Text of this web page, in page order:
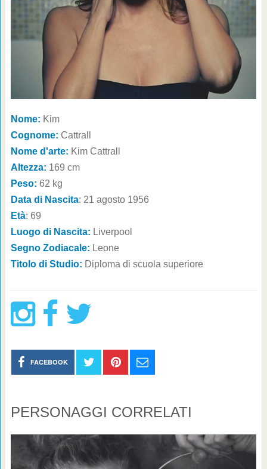
Nome: Kim
Cognome: Cattrall
Nome d'arte: Kim Cattrall
Altezza: 169 cm
Peso: 62 kg
Data di Nascita: 21 agosto 1956
Età: 69
Luogo di Nascita: Liverpool
Segno Zodiacale: Leone
Titolo di Studio: Diploma di scuola superiore
FACEBOOK
PERSONAGGI CORRELATI